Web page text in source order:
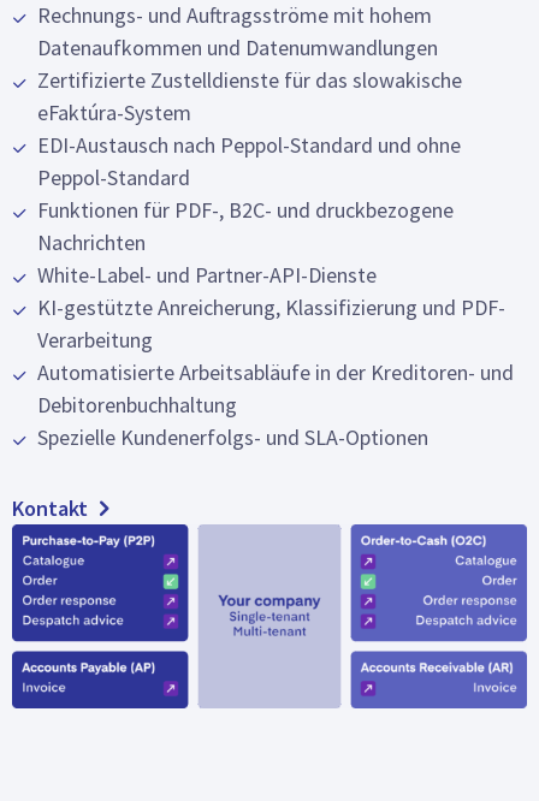
Rechnungs- und Auftragsströme mit hohem
Datenaufkommen und Datenumwandlungen
Zertifizierte Zustelldienste für das slowakische
eFaktúra-System
EDI-Austausch nach Peppol-Standard und ohne
Peppol-Standard
Funktionen für PDF-, B2C- und druckbezogene
Nachrichten
White-Label- und Partner-API-Dienste
KI-gestützte Anreicherung, Klassifizierung und PDF-
Verarbeitung
Automatisierte Arbeitsabläufe in der Kreditoren- und
Debitorenbuchhaltung
Spezielle Kundenerfolgs- und SLA-Optionen
Kontakt